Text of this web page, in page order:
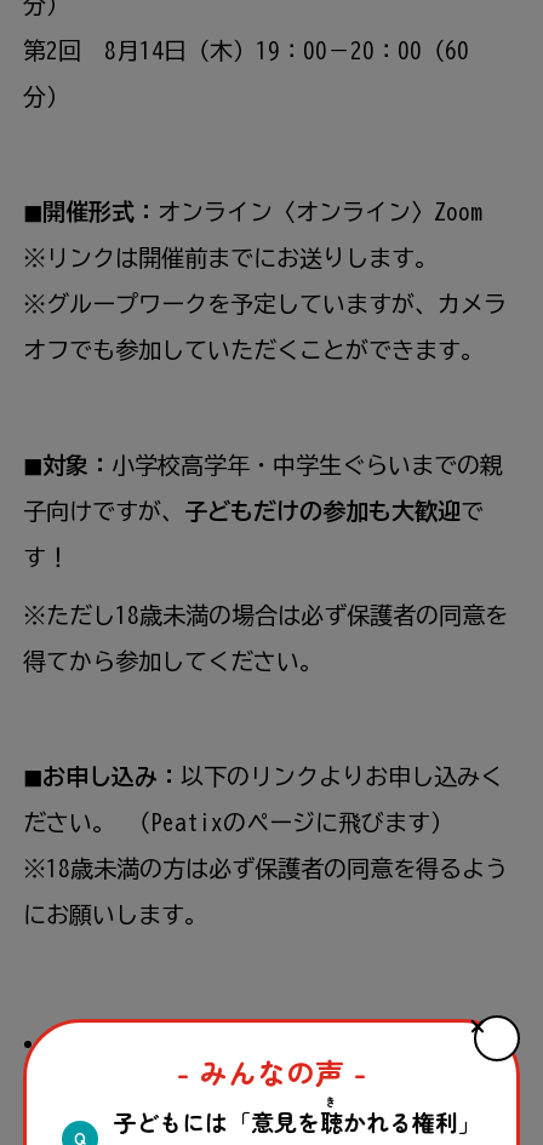
第2回 8月14日（木）19：00－20：00（60
分）
◼︎開催形式： オンライン〈オンライン〉Zoom
※リンクは開催前までにお送りします。
※グループワークを予定していますが、カメラ
オフでも参加していただくことができます。
◼︎対象： 小学校高学年・中学生ぐらいまでの親
子向けですが、 子どもだけの参加も大歓迎で
す！
※ただし18歳未満の場合は必ず保護者の同意を
得てから参加してください。
◼︎お申し込み：以下のリンクよりお申し込みく
ださい。 （Peatixのページに飛びます）
※18歳未満の方は必ず保護者の同意を得るよう
にお願いします。
第1回 8/10（日）17:00-18:00：
https://ssd-summerworkshop1.peatix.com
第2回 8/14（木）19:00-20:00：
- みんなの声 -
Q
子どもには「意見を聴
き
かれる権利」